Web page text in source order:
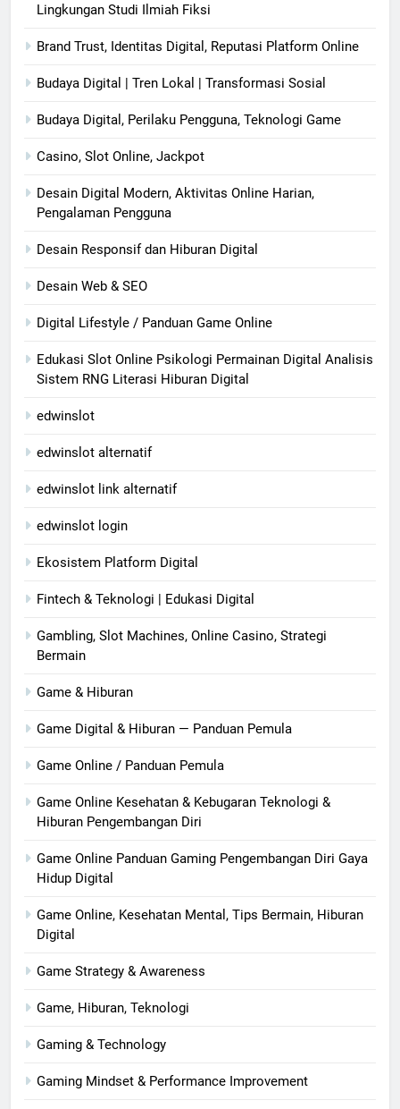
Lingkungan Studi Ilmiah Fiksi
Brand Trust, Identitas Digital, Reputasi Platform Online
Budaya Digital | Tren Lokal | Transformasi Sosial
Budaya Digital, Perilaku Pengguna, Teknologi Game
Casino, Slot Online, Jackpot
Desain Digital Modern, Aktivitas Online Harian,
Pengalaman Pengguna
Desain Responsif dan Hiburan Digital
Desain Web & SEO
Digital Lifestyle / Panduan Game Online
Edukasi Slot Online Psikologi Permainan Digital Analisis
Sistem RNG Literasi Hiburan Digital
edwinslot
edwinslot alternatif
edwinslot link alternatif
edwinslot login
Ekosistem Platform Digital
Fintech & Teknologi | Edukasi Digital
Gambling, Slot Machines, Online Casino, Strategi
Bermain
Game & Hiburan
Game Digital & Hiburan — Panduan Pemula
Game Online / Panduan Pemula
Game Online Kesehatan & Kebugaran Teknologi &
Hiburan Pengembangan Diri
Game Online Panduan Gaming Pengembangan Diri Gaya
Hidup Digital
Game Online, Kesehatan Mental, Tips Bermain, Hiburan
Digital
Game Strategy & Awareness
Game, Hiburan, Teknologi
Gaming & Technology
Gaming Mindset & Performance Improvement